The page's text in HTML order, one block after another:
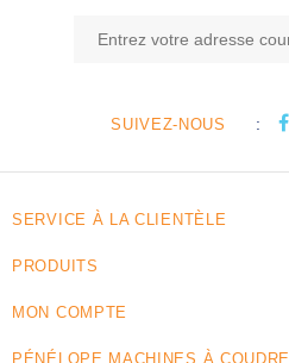
SUIVEZ-NOUS :
SERVICE À LA CLIENTÈLE
PRODUITS
MON COMPTE
PÉNÉLOPE MACHINES À COUDRE